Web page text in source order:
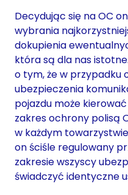
Decydując się na OC
wybrania
dokupienia
która są dla nas
o tym, że w przypadku
ubezpieczenia
pojazdu może
zakres ochrony polisą
w każdym
on ściśle regulowany
zakresie wszyscy
świadczyć identyczne